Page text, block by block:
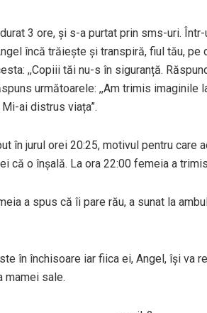
3 ore, și s-a purtat prin sms-uri.
încă trăiește și transpiră, fiul tău, pe
,,Copiii tăi nu-s în siguranță.
următoarele: ,,Am trimis
ai distrus viața”.
în jurul orei 20:25, motivul pentru
că o înșală. La ora 22:00 femeia a
a spus că îi pare rău, a sunat la
în închisoare iar fiica ei, Angel, își va
mamei sale.